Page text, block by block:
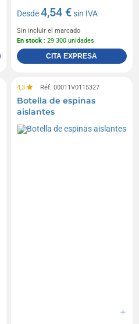
Desde4,54 €sin IVA
Sin incluir el marcado
En stock : 29 300 unidades
CITA EXPRESA
4,3 Réf. 00011V0115327
Botella de espinas
aislantes